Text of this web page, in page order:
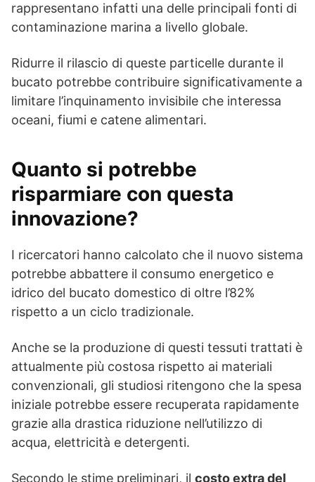
rappresentano infatti una delle principali fonti di
contaminazione marina a livello globale.
Ridurre il rilascio di queste particelle durante il
bucato potrebbe contribuire significativamente a
limitare l’inquinamento invisibile che interessa
oceani, fiumi e catene alimentari.
Quanto si potrebbe
risparmiare con questa
innovazione?
I ricercatori hanno calcolato che il nuovo sistema
potrebbe abbattere il consumo energetico e
idrico del bucato domestico di oltre l’82%
rispetto a un ciclo tradizionale.
Anche se la produzione di questi tessuti trattati è
attualmente più costosa rispetto ai materiali
convenzionali, gli studiosi ritengono che la spesa
iniziale potrebbe essere recuperata rapidamente
grazie alla drastica riduzione nell’utilizzo di
acqua, elettricità e detergenti.
Secondo le stime preliminari, il costo extra del